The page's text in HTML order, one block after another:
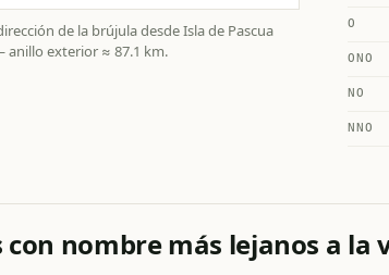
de la brújula desde Isla de Pascua
anillo exterior ≈ 87.1 km.
O
ONO
NO
NNO
con nombre más lejanos a la